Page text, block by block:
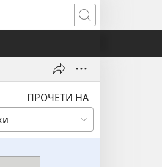
Търси
ПРОЧЕТИ НА